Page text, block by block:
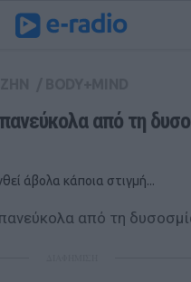
από τη
άβολα κάποια στιγμή...